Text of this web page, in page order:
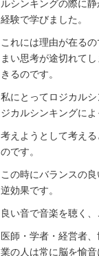
ルシンキングの際に
経験で学びました。
これには理由が在る
まい思考が途切れて
きるのです。
私にとってロジカル
ジカルシンキングによ
考えようとして考え
のです。
この時にバランスの
逆効果です。
良い音で音楽を聴く
医師・学者・経営者
業の人は常に脳を愉